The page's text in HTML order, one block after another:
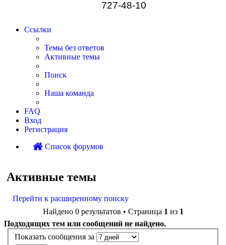
727-48-10
Ссылки
Темы без ответов
Активные темы
Поиск
Наша команда
FAQ
Вход
Регистрация
Список форумов
Активные темы
Перейти к расширенному поиску
Найдено 0 результатов • Страница 1 из 1
Подходящих тем или сообщений не найдено.
Показать сообщения за